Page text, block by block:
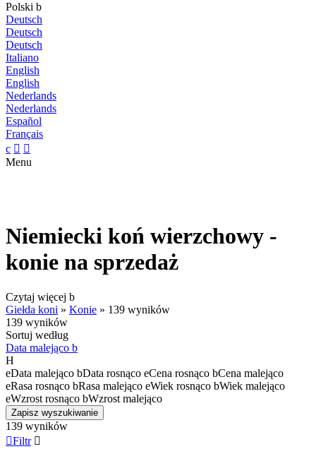
Polski b
Deutsch
Deutsch
Deutsch
Italiano
English
English
Nederlands
Nederlands
Español
Français
c  
Menu
Niemiecki koń wierzchowy -
konie na sprzedaż
Czytaj więcej b
Giełda koni » Konie » 139 wyników
139 wyników
Sortuj według
Data malejąco b
H
eData malejąco bData rosnąco eCena rosnąco bCena malejąco
eRasa rosnąco bRasa malejąco eWiek rosnąco bWiek malejąco
eWzrost rosnąco bWzrost malejąco
Zapisz wyszukiwanie
139 wyników
Filtr 